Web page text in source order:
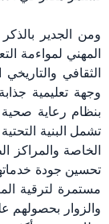
ومن الجدير
المهني لمواءمة
الثقافي
وجهة تعليمية
بنظام رعاية
تشمل البنية
الخاصة والمراكز
تحسين جودة
مستمرة لترقية
والزوار بحصولهم